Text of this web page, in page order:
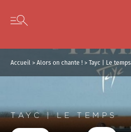
Skip to content
Open secondary menu
Accueil >Alors on chante ! >Tayc | Le temps
TAYC | LE TEMPS